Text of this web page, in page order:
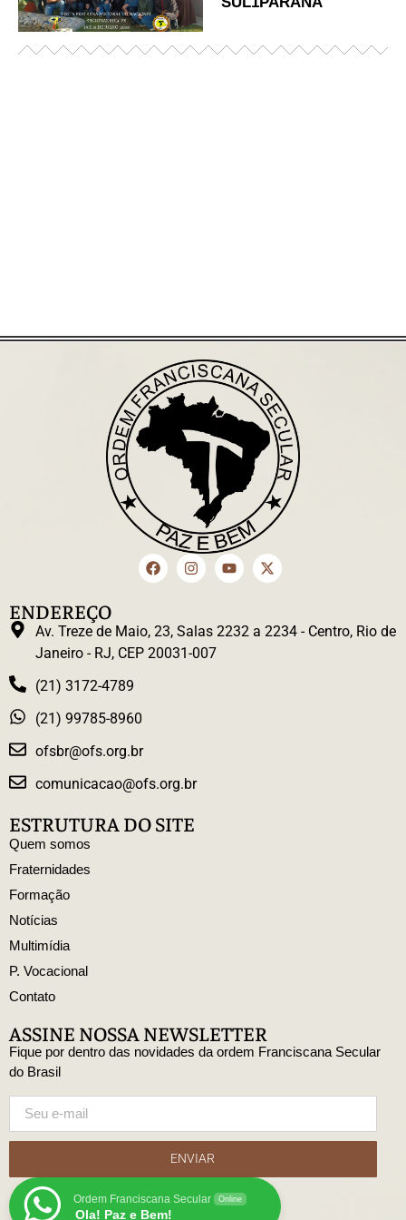
ENDEREÇO
Av. Treze de Maio, 23, Salas 2232 a 2234 - Centro, Rio de
Janeiro - RJ, CEP 20031-007
(21) 3172-4789
(21) 99785-8960
ofsbr@ofs.org.br
comunicacao@ofs.org.br
ESTRUTURA DO SITE
Quem somos
Fraternidades
Formação
Notícias
Multimídia
P. Vocacional
Contato
ASSINE NOSSA NEWSLETTER
Fique por dentro das novidades da ordem Franciscana Secular
do Brasil
ENVIAR
Ordem Franciscana Secular Online
Ola! Paz e Bem!